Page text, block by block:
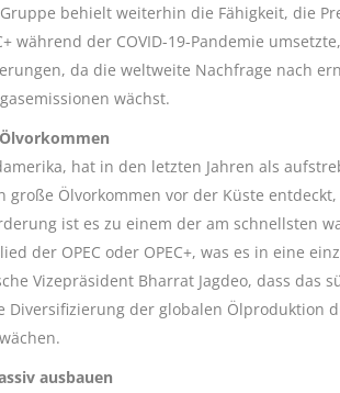
behielt weiterhin die Fähigkeit, die
während der COVID-19-Pandemie
da die weltweite Nachfrage nach
wächst.
hat in den letzten Jahren als
große Ölvorkommen vor der Küste
ist es zu einem der am schnellsten
der OPEC oder OPEC+, was es in eine
Vizepräsident Bharrat Jagdeo, dass das
Diversifizierung der globalen Ölproduktion
ausbauen